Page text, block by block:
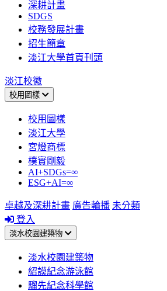
深耕計畫
SDGS
校務發展計畫
招生簡章
淡江大學首頁刊頭
淡江校徽
校用圖樣
校用圖樣
淡江大學
宮燈商標
樸實剛毅
AI+SDGs=∞
ESG+AI=∞
卓越及深耕計畫 廣告輪播 未分類
登入
淡水校園建築物
淡水校園建築物
紹謨紀念游泳館
騮先紀念科學館